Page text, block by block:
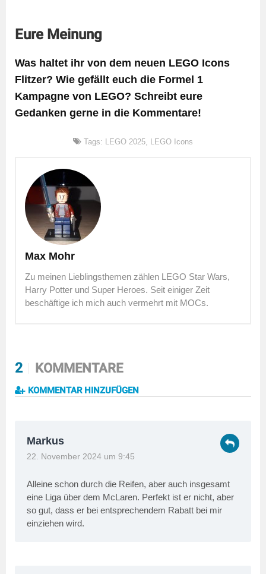
Eure Meinung
Was haltet ihr von dem neuen LEGO Icons
Flitzer? Wie gefällt euch die Formel 1
Kampagne von LEGO? Schreibt eure
Gedanken gerne in die Kommentare!
Tags: LEGO 2025, LEGO Icons
Max Mohr
Zu meinen Lieblingsthemen zählen LEGO Star Wars,
Harry Potter und Super Heroes. Seit einiger Zeit
beschäftige ich mich auch vermehrt mit MOCs.
2 KOMMENTARE
KOMMENTAR HINZUFÜGEN
Markus
22. November 2024 um 9:45
Alleine schon durch die Reifen, aber auch insgesamt
eine Liga über dem McLaren. Perfekt ist er nicht, aber
so gut, dass er bei entsprechendem Rabatt bei mir
einziehen wird.